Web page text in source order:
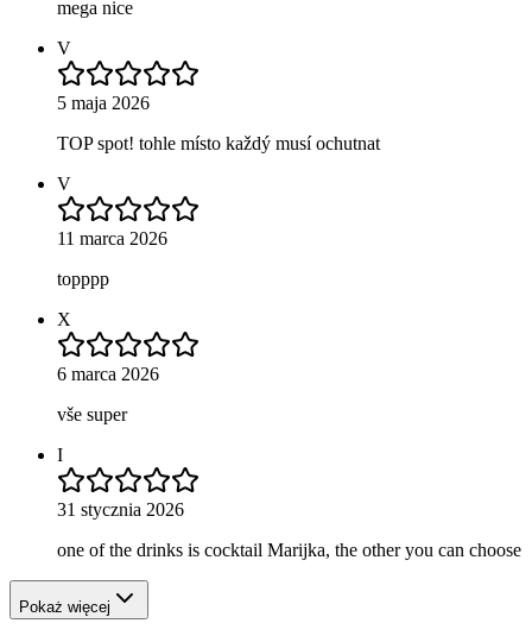
mega nice
V
5 maja 2026
TOP spot! tohle místo každý musí ochutnat
V
11 marca 2026
topppp
X
6 marca 2026
vše super
I
31 stycznia 2026
one of the drinks is cocktail Marijka, the other you can choose
Pokaż więcej